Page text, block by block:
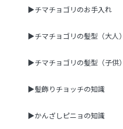
▶チマチョゴリのお手入れ
▶チマチョゴリの髪型（大人）
▶チマチョゴリの髪型（子供）
▶髪飾りチョッチの知識
▶かんざしピニョの知識